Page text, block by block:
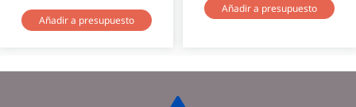
Añadir a presupuesto
Añadir a presupuesto